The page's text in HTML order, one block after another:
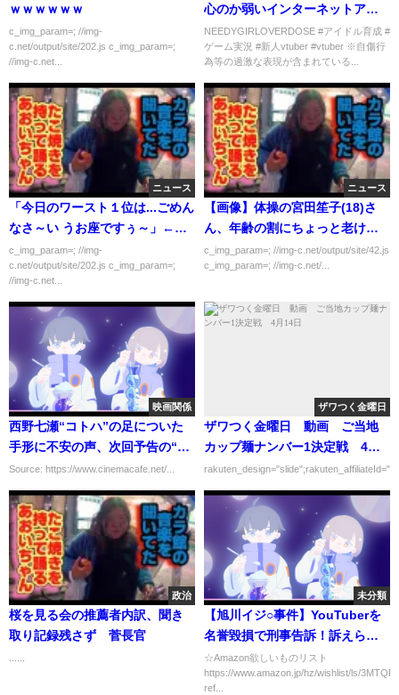
ｗｗｗｗｗｗ
c_img_param=; //img-
c.net/output/site/202.js c_img_param=;
//img-c.net...
心のか弱いインターネットアイ
ドルを育てるよ！【＃１】
NEEDYGIRLOVERDOSE #アイドル育成 #
ゲーム実況 #新人vtuber #vtuber ※自傷行
為等の過激な表現が含まれている...
ニュース
「今日のワースト１位は...ごめん
なさ～い うお座ですぅ～」←許
さないぞ！
c_img_param=; //img-
c.net/output/site/202.js c_img_param=;
//img-c.net...
ニュース
【画像】体操の宮田笙子(18)さ
ん、年齢の割にちょっと老けす
ぎてる
c_img_param=; //img-c.net/output/site/42.js
c_img_param=; //img-c.net/...
映画関係
西野七瀬“コトハ”の足についた
手形に不安の声、次回予告の“豹
変”にも注目集まる…「言霊荘」
6話
Source: https://www.cinemacafe.net/...
ザワつく金曜日
ザワつく金曜日 動画 ご当地
カップ麺ナンバー1決定戦 4月
14日
政治
桜を見る会の推薦者内訳、聞き
取り記録残さず 菅長官
未分類
【旭川イジ○事件】YouTuberを
名誉毀損で刑事告訴！訴えられ
るのは特攻チームとあらびき村
長か！
☆Amazon欲しいものリスト
https://www.amazon.jp/hz/wishlist/ls/
ref...